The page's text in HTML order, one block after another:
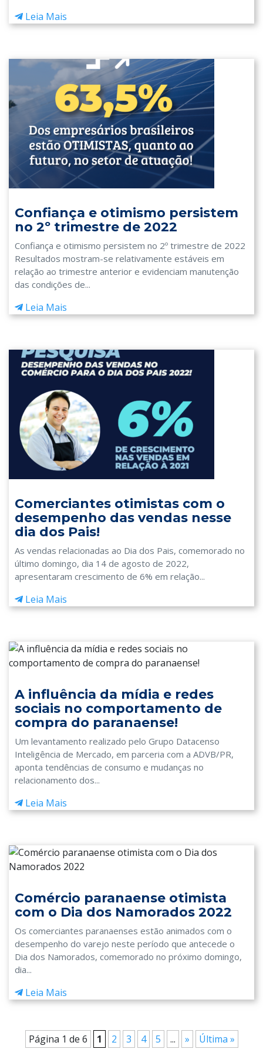
Leia Mais
Confiança e otimismo persistem
no 2º trimestre de 2022
Confiança e otimismo persistem no 2º trimestre de 2022
Resultados mostram-se relativamente estáveis em
relação ao trimestre anterior e evidenciam manutenção
das condições de...
Leia Mais
Comerciantes otimistas com o
desempenho das vendas nesse
dia dos Pais!
As vendas relacionadas ao Dia dos Pais, comemorado no
último domingo, dia 14 de agosto de 2022,
apresentaram crescimento de 6% em relação...
Leia Mais
A influência da mídia e redes
sociais no comportamento de
compra do paranaense!
Um levantamento realizado pelo Grupo Datacenso
Inteligência de Mercado, em parceria com a ADVB/PR,
aponta tendências de consumo e mudanças no
relacionamento dos...
Leia Mais
Comércio paranaense otimista
com o Dia dos Namorados 2022
Os comerciantes paranaenses estão animados com o
desempenho do varejo neste período que antecede o
Dia dos Namorados, comemorado no próximo domingo,
dia...
Leia Mais
Página 1 de 6 1 2 3 4 5 ... » Última »